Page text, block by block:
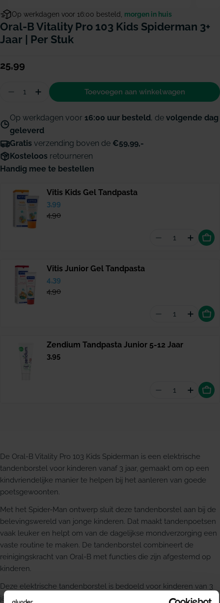
Op werkdagen voor 16:00 besteld, morgen in huis
Oral-B Vitality Pro 103 Kids Spiderman 3+
Jaar | Per Stuk
Normale
25,99
Hoeveelheid
Aantal verminderen voor Oral-B Vitality Pro 103
Hoeveelheid verhogen voor Oral-B Vitality
Toevoegen aan winkelwagen
Op werkdagen voor 16:00 uur besteld, de volgende dag
geleverd
Gratis verzending boven de €59,99,-
Kosteloos retourneren
Handig mee te bestellen
Vitis Kids Gel Tandpasta
Verkoopprijs
3,99
Normale
prijs
4,90
Aantal
Vitis Junior Gel Tandpasta
Verkoopprijs
4,39
Normale
prijs
4,90
Aantal
Zendium Tandpasta Junior 5-12 Jaar
Normale
3,95
Aantal
De Oral-B Vitality Pro 103 Kids Spiderman is een elektrische
tandenborstel voor kinderen vanaf 3 jaar, gemaakt om op een
kindvriendelijke manier te helpen bij het aanleren van goede
poetsgewoonten.
Met het Spider-Man ontwerp sluit deze tandenborstel aan bij de
belevingswereld van jonge kinderen. Dat maakt tandenpoetsen
vaak leuker en helpt om van de dagelijkse mondverzorging een
vaste routine te maken. De tandenborstel combineert de
reinigingskracht van Oral-B met functies die zijn afgestemd op
kinderen.
Deze elektrische tandenborstel is bedoeld voor kinderen van 3
jaar en ouder. Hij ondersteunt bij het effectief poetsen van het